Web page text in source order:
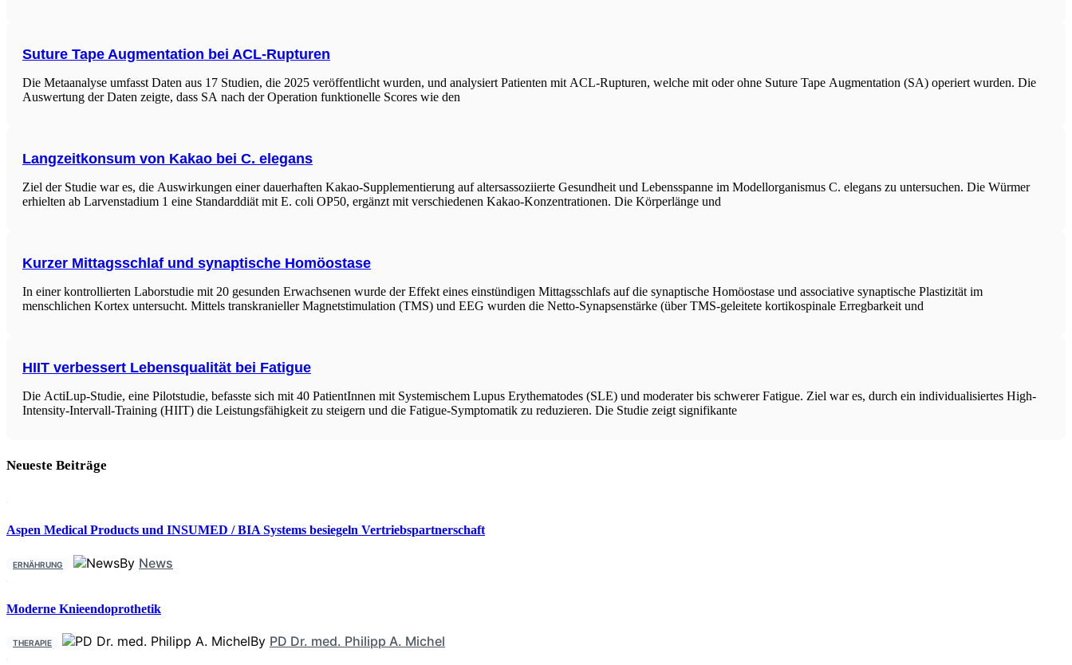
Suture Tape Augmentation bei ACL-Rupturen
Die Metaanalyse umfasst Daten aus 17 Studien, die 2025 veröffentlicht wurden, und analysiert Patienten mit ACL-Rupturen, welche mit oder ohne Suture Tape Augmentation (SA) operiert wurden. Die
Auswertung der Daten zeigte, dass SA nach der Operation funktionelle Scores wie den
Langzeitkonsum von Kakao bei C. elegans
Ziel der Studie war es, die Auswirkungen einer dauerhaften Kakao-Supplementierung auf altersassoziierte Gesundheit und Lebensspanne im Modellorganismus C. elegans zu untersuchen. Die Würmer
erhielten ab Larvenstadium 1 eine Standarddiät mit E. coli OP50, ergänzt mit verschiedenen Kakao-Konzentrationen. Die Körperlänge und
Kurzer Mittagsschlaf und synaptische Homöostase
In einer kontrollierten Laborstudie mit 20 gesunden Erwachsenen wurde der Effekt eines einstündigen Mittagsschlafs auf die synaptische Homöostase und associative synaptische Plastizität im
menschlichen Kortex untersucht. Mittels transkranieller Magnetstimulation (TMS) und EEG wurden die Netto-Synapsenstärke (über TMS-geleitete kortikospinale Erregbarkeit und
HIIT verbessert Lebensqualität bei Fatigue
Die ActiLup-Studie, eine Pilotstudie, befasste sich mit 40 PatientInnen mit Systemischem Lupus Erythematodes (SLE) und moderater bis schwerer Fatigue. Ziel war es, durch ein individualisiertes High-
Intensity-Intervall-Training (HIIT) die Leistungsfähigkeit zu steigern und die Fatigue-Symptomatik zu reduzieren. Die Studie zeigt signifikante
Neueste Beiträge
Aspen Medical Products und INSUMED / BIA Systems besiegeln Vertriebspartnerschaft
ERNÄHRUNG By News
Moderne Knieendoprothetik
THERAPIE By PD Dr. med. Philipp A. Michel